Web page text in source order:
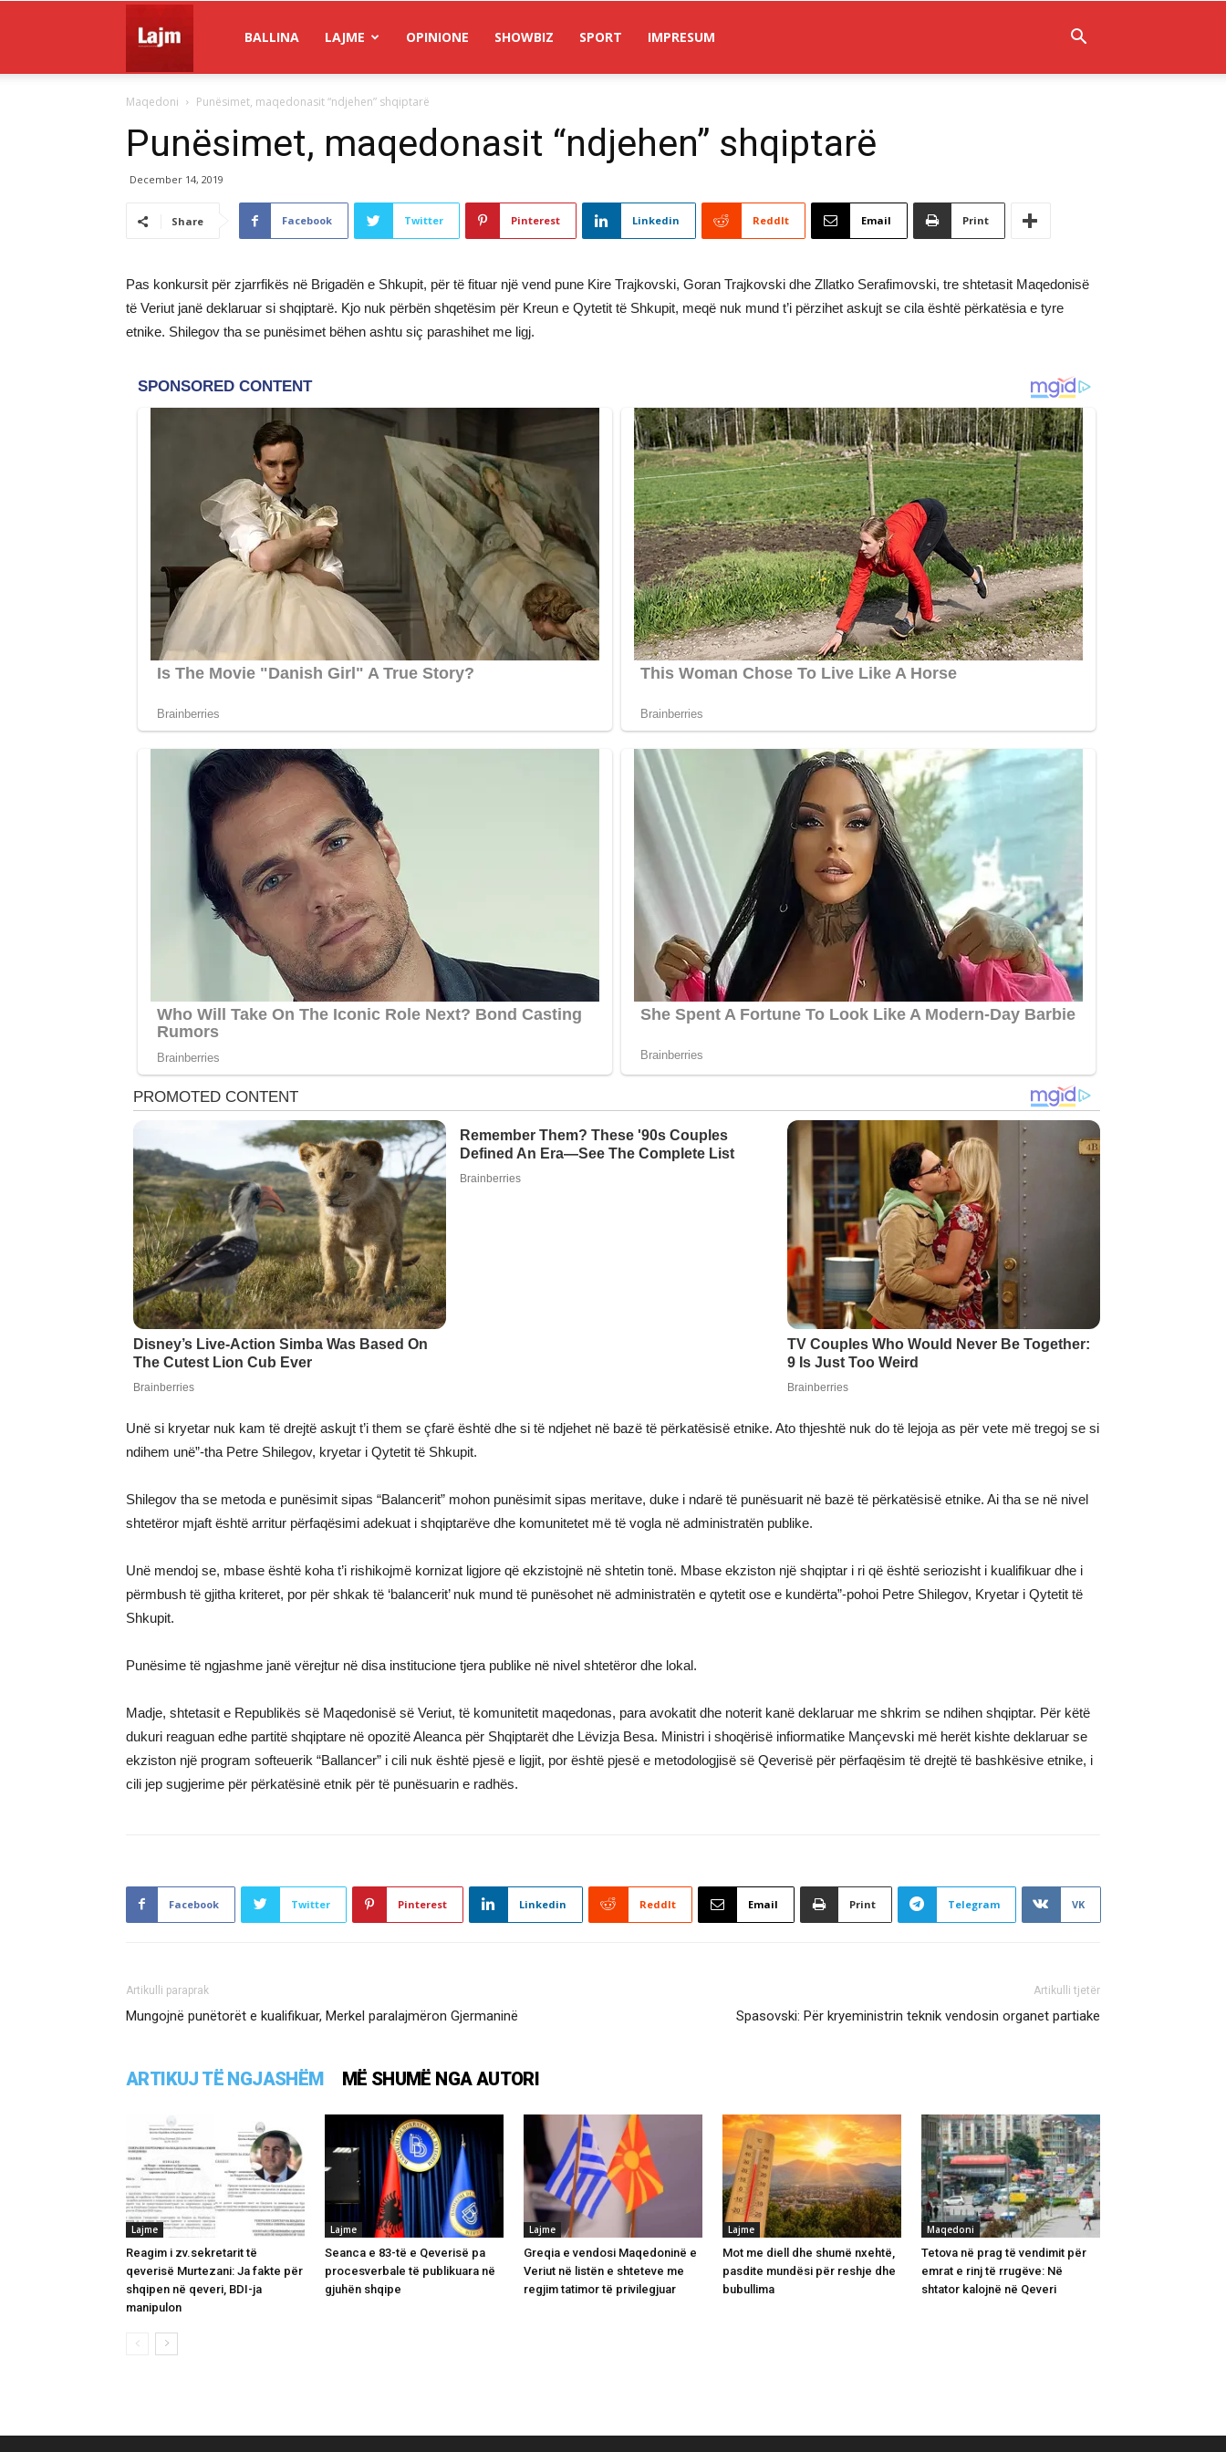
Lajm
BALLINA LAJME OPINIONE SHOWBIZ SPORT IMPRESUM
Maqedoni Punësimet, maqedonasit “ndjehen” shqiptarë
Punësimet, maqedonasit “ndjehen” shqiptarë
December 14, 2019
Share Facebook Twitter Pinterest Linkedin ReddIt Email Print
Pas konkursit për zjarrfikës në Brigadën e Shkupit, për të fituar një vend pune Kire Trajkovski, Goran Trajkovski dhe Zllatko Serafimovski, tre shtetasit Maqedonisë
të Veriut janë deklaruar si shqiptarë. Kjo nuk përbën shqetësim për Kreun e Qytetit të Shkupit, meqë nuk mund t’i përzihet askujt se cila është përkatësia e tyre
etnike. Shilegov tha se punësimet bëhen ashtu siç parashihet me ligj.
Unë si kryetar nuk kam të drejtë askujt t’i them se çfarë është dhe si të ndjehet në bazë të përkatësisë etnike. Ato thjeshtë nuk do të lejoja as për vete më tregoj se si
ndihem unë”-tha Petre Shilegov, kryetar i Qytetit të Shkupit.
Shilegov tha se metoda e punësimit sipas “Balancerit” mohon punësimit sipas meritave, duke i ndarë të punësuarit në bazë të përkatësisë etnike. Ai tha se në nivel
shtetëror mjaft është arritur përfaqësimi adekuat i shqiptarëve dhe komunitetet më të vogla në administratën publike.
Unë mendoj se, mbase është koha t’i rishikojmë kornizat ligjore që ekzistojnë në shtetin tonë. Mbase ekziston një shqiptar i ri që është seriozisht i kualifikuar dhe i
përmbush të gjitha kriteret, por për shkak të ‘balancerit’ nuk mund të punësohet në administratën e qytetit ose e kundërta”-pohoi Petre Shilegov, Kryetar i Qytetit të
Shkupit.
Punësime të ngjashme janë vërejtur në disa institucione tjera publike në nivel shtetëror dhe lokal.
Madje, shtetasit e Republikës së Maqedonisë së Veriut, të komunitetit maqedonas, para avokatit dhe noterit kanë deklaruar me shkrim se ndihen shqiptar. Për këtë
dukuri reaguan edhe partitë shqiptare në opozitë Aleanca për Shqiptarët dhe Lëvizja Besa. Ministri i shoqërisë infiormatike Mançevski më herët kishte deklaruar se
ekziston një program softeuerik “Ballancer” i cili nuk është pjesë e ligjit, por është pjesë e metodologjisë së Qeverisë për përfaqësim të drejtë të bashkësive etnike, i
cili jep sugjerime për përkatësinë etnik për të punësuarin e radhës.
Facebook Twitter Pinterest Linkedin ReddIt Email Print Telegram VK
Artikulli paraprak
Mungojnë punëtorët e kualifikuar, Merkel paralajmëron Gjermaninë
Artikulli tjetër
Spasovski: Për kryeministrin teknik vendosin organet partiake
ARTIKUJ TË NGJASHËM MË SHUMË NGA AUTORI
Lajme
Reagim i zv.sekretarit të
qeverisë Murtezani: Ja fakte për
shqipen në qeveri, BDI-ja
manipulon
Lajme
Seanca e 83-të e Qeverisë pa
procesverbale të publikuara në
gjuhën shqipe
Lajme
Greqia e vendosi Maqedoninë e
Veriut në listën e shteteve me
regjim tatimor të privilegjuar
Lajme
Mot me diell dhe shumë nxehtë,
pasdite mundësi për reshje dhe
bubullima
Maqedoni
Tetova në prag të vendimit për
emrat e rinj të rrugëve: Në
shtator kalojnë në Qeveri